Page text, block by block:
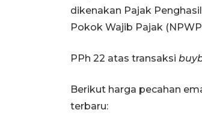
dikenakan Pajak
Pokok Wajib Pajak
PPh 22 atas transaksi
Berikut harga pecahan
terbaru: